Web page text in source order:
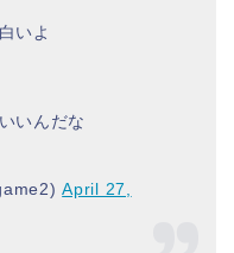
いよ
いんだな
April 27,